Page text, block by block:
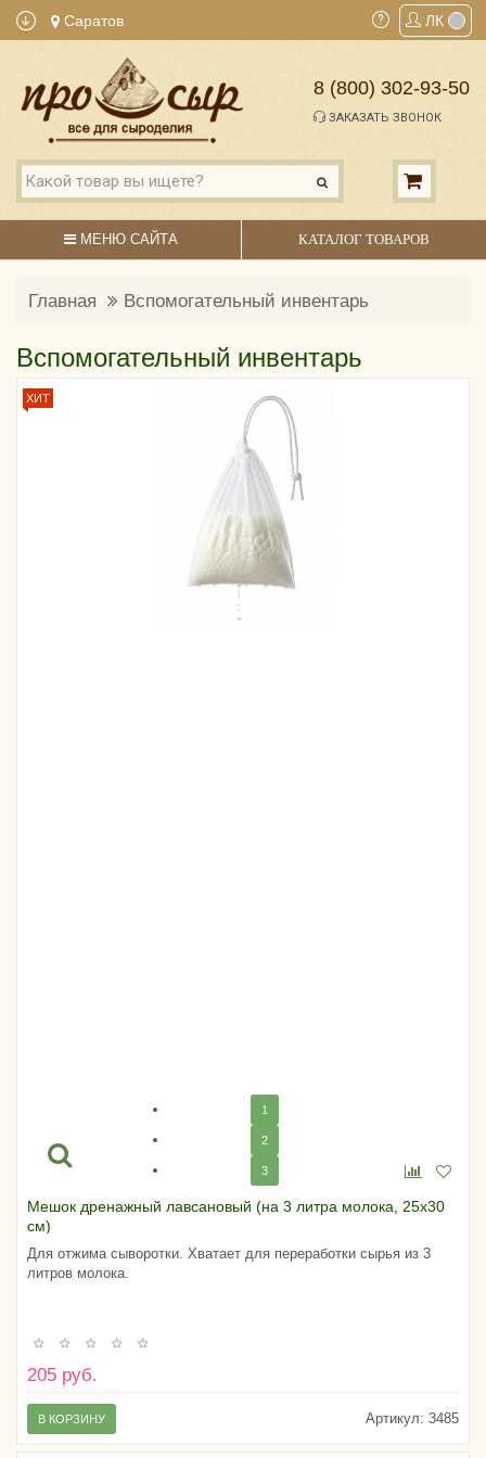
Саратов ЛК
8 (800) 302-93-50
ЗАКАЗАТЬ ЗВОНОК
МЕНЮ САЙТА КАТАЛОГ ТОВАРОВ
Главная Вспомогательный инвентарь
Вспомогательный инвентарь
ХИТ
1
2
3
Мешок дренажный лавсановый (на 3 литра молока, 25х30
см)
Для отжима сыворотки. Хватает для переработки сырья из 3
литров молока.
205 руб.
Артикул: 3485
В КОРЗИНУ